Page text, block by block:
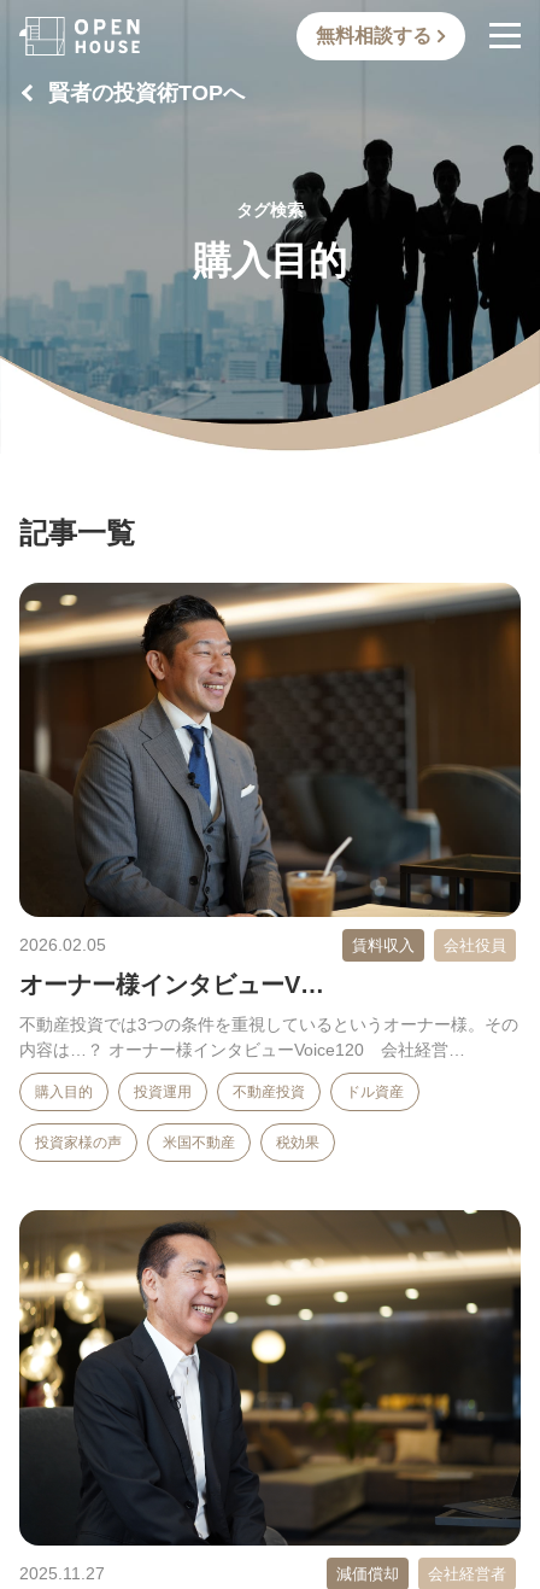
無料相談する
賢者の投資術TOPへ
タグ検索
購入目的
記事一覧
2026.02.05 賃料収入 会社役員
オーナー様インタビューV…
不動産投資では3つの条件を重視しているというオーナー様。その
内容は…？ オーナー様インタビューVoice120 会社経営…
購入目的 投資運用 不動産投資 ドル資産
投資家様の声 米国不動産 税効果
2025.11.27 減価償却 会社経営者